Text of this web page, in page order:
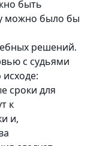
быть
можно было бы
решений.
с судьями
сроки для
к
и,